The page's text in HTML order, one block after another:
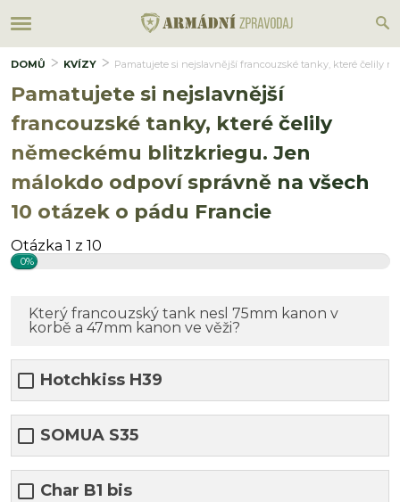
DOMŮ KVÍZY Pamatujete si nejslavnější francouzské tanky, které čelily
Pamatujete si nejslavnější
francouzské tanky, které čelily
německému blitzkriegu. Jen
málokdo odpoví správně na všech
10 otázek o pádu Francie
Otázka 1 z 10
0%
Který francouzský tank nesl 75mm kanon v
korbě a 47mm kanon ve věži?
Hotchkiss H39
SOMUA S35
Char B1 bis